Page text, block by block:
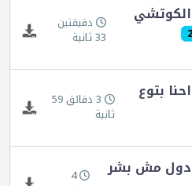
دقيقتين
33 ثانية
بتوع 3 دقائق 59
ثانية
دول مش بشر 4